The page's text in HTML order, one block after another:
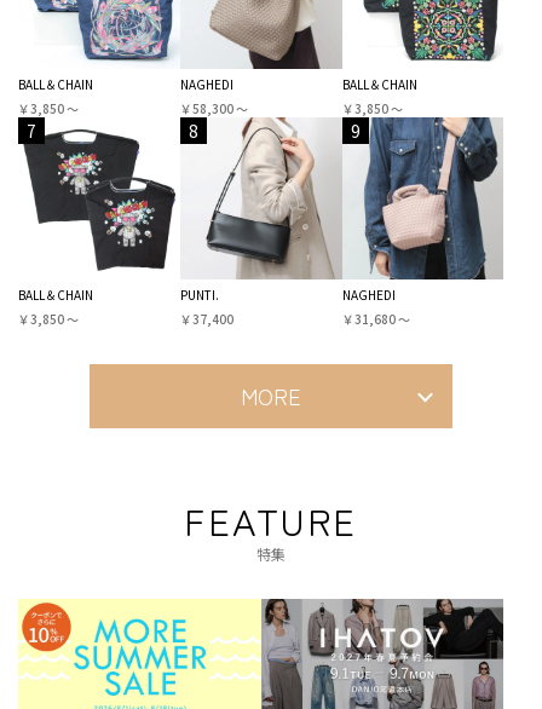
BALL＆CHAIN
￥3,850 〜
NAGHEDI
￥58,300 〜
BALL＆CHAIN
￥3,850 〜
7
BALL＆CHAIN
￥3,850 〜
8
PUNTI.
￥37,400
9
NAGHEDI
￥31,680 〜
MORE
FEATURE
特集